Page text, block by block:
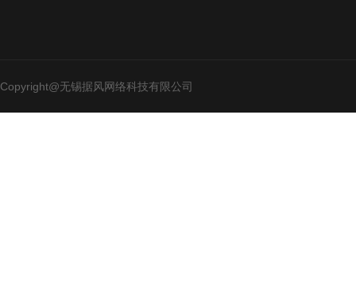
Copyright@无锡据风网络科技有限公司